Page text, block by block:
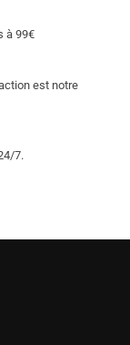
page
à 99€
est notre
7.